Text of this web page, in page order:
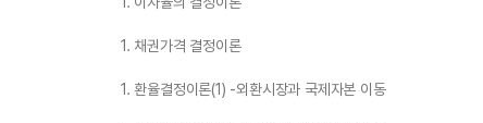
1. 채권가격 결정이론
1. 환율결정이론(1) -외환시장과 국제자본 이동